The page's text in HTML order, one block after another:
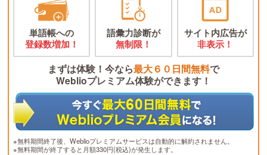
単語帳への
登録数増加！
語彙力診断が
無制限！
サイト内広告が
非表示！
まずは体験！今なら最大６０日間無料で
Weblioプレミアム体験ができます！
※無料期間終了後、Weblioプレミアムサービスは自動的に解約されません。
※無料期間が終了すると月額330円(税込)が発生します。